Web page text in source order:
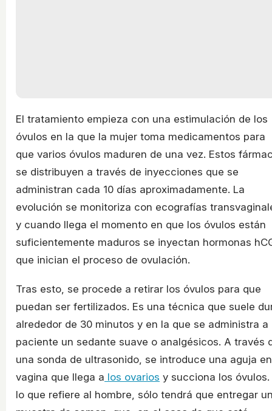
El tratamiento empieza con una estimulación de los
óvulos en la que la mujer toma medicamentos para
que varios óvulos maduren de una vez. Estos
se distribuyen a través de inyecciones que se
administran cada 10 días aproximadamente. La
evolución se monitoriza con ecografías
y cuando llega el momento en que los óvulos están
suficientemente maduros se inyectan hormonas
que inician el proceso de ovulación.
Tras esto, se procede a retirar los óvulos para que
puedan ser fertilizados. Es una técnica que suele
alrededor de 30 minutos y en la que se administra a
paciente un sedante suave o analgésicos. A través
una sonda de ultrasonido, se introduce una aguja
vagina que llega a los ovarios y succiona los óvulos.
lo que refiere al hombre, sólo tendrá que entregar